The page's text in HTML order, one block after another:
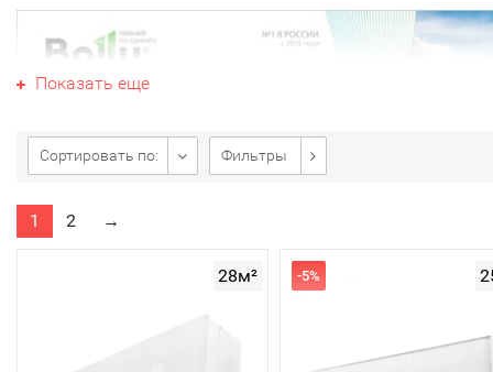
инверторные кондиционеры
позволяют
изменять мощность компрессора, а также скорость
вращения вентилятора. Инвертор преобразует
ток из электросети в постоянный. А затем обратно в
Показать еще
Сортировать по: Фильтры
1 2 →
28м² -5%